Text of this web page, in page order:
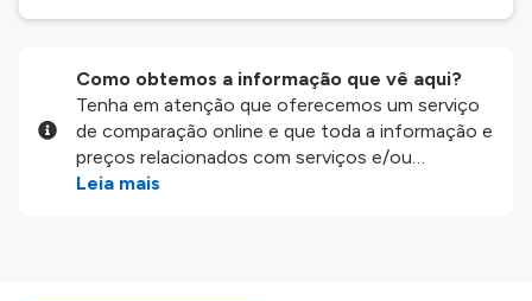
Como obtemos a informação que vê aqui?
Tenha em atenção que oferecemos um serviço
de comparação online e que toda a informação e
preços relacionados com serviços e/ou
produtos disponíveis no nosso website são
Leia mais